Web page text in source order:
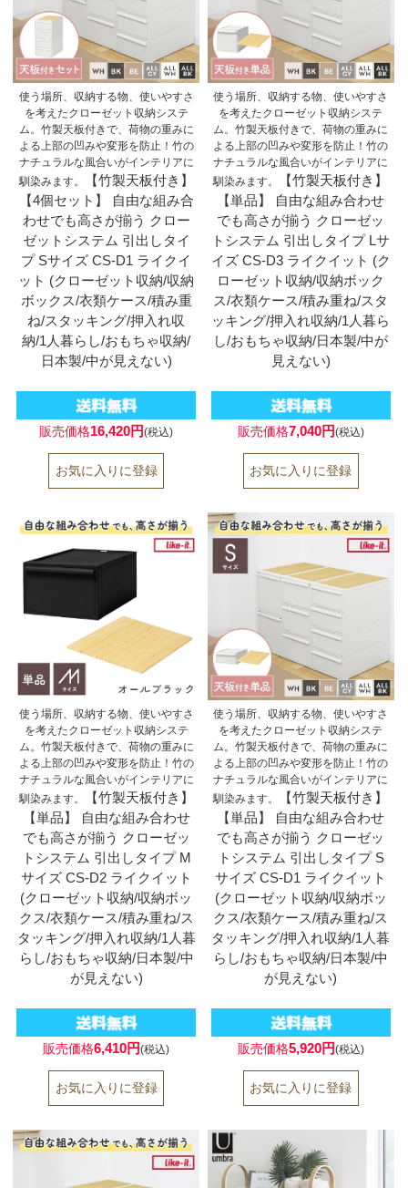
使う場所、収納する物、使いやすさ
を考えたクローゼット収納システ
ム。竹製天板付きで、荷物の重みに
よる上部の凹みや変形を防止！竹の
ナチュラルな風合いがインテリアに
馴染みます。
【竹製天板付き】
【4個セット】 自由な組み合
わせでも高さが揃う クロー
ゼットシステム 引出しタイ
プ Sサイズ CS-D1 ライクイ
ット (クローゼット収納/収納
ボックス/衣類ケース/積み重
ね/スタッキング/押入れ収
納/1人暮らし/おもちゃ収納/
日本製/中が見えない)
販売価格16,420円(税込)
使う場所、収納する物、使いやすさ
を考えたクローゼット収納システ
ム。竹製天板付きで、荷物の重みに
よる上部の凹みや変形を防止！竹の
ナチュラルな風合いがインテリアに
馴染みます。
【竹製天板付き】
【単品】 自由な組み合わせ
でも高さが揃う クローゼッ
トシステム 引出しタイプ Lサ
イズ CS-D3 ライクイット (ク
ローゼット収納/収納ボック
ス/衣類ケース/積み重ね/スタ
ッキング/押入れ収納/1人暮ら
し/おもちゃ収納/日本製/中が
見えない)
販売価格7,040円(税込)
使う場所、収納する物、使いやすさ
を考えたクローゼット収納システ
ム。竹製天板付きで、荷物の重みに
よる上部の凹みや変形を防止！竹の
ナチュラルな風合いがインテリアに
馴染みます。
【竹製天板付き】
【単品】 自由な組み合わせ
でも高さが揃う クローゼッ
トシステム 引出しタイプ M
サイズ CS-D2 ライクイット
(クローゼット収納/収納ボッ
クス/衣類ケース/積み重ね/ス
タッキング/押入れ収納/1人暮
らし/おもちゃ収納/日本製/中
が見えない)
販売価格6,410円(税込)
使う場所、収納する物、使いやすさ
を考えたクローゼット収納システ
ム。竹製天板付きで、荷物の重みに
よる上部の凹みや変形を防止！竹の
ナチュラルな風合いがインテリアに
馴染みます。
【竹製天板付き】
【単品】 自由な組み合わせ
でも高さが揃う クローゼッ
トシステム 引出しタイプ S
サイズ CS-D1 ライクイット
(クローゼット収納/収納ボッ
クス/衣類ケース/積み重ね/ス
タッキング/押入れ収納/1人暮
らし/おもちゃ収納/日本製/中
が見えない)
販売価格5,920円(税込)